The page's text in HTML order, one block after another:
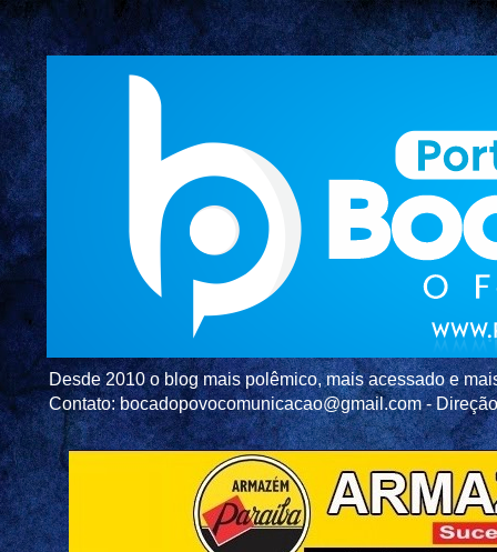
Desde 2010 o blog mais polêmico, mais acessado e
Contato: bocadopovocomunicacao@gmail.com -